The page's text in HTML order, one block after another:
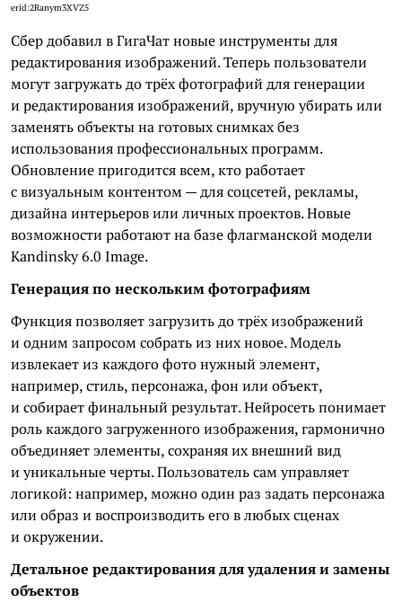
erid:2Ranym3XVZ5
Сбер добавил в ГигаЧат новые инструменты для
редактирования изображений. Теперь пользователи
могут загружать до трёх фотографий для генерации
и редактирования изображений, вручную убирать или
заменять объекты на готовых снимках без
использования профессиональных программ.
Обновление пригодится всем, кто работает
с визуальным контентом — для соцсетей, рекламы,
дизайна интерьеров или личных проектов. Новые
возможности работают на базе флагманской модели
Kandinsky 6.0 Image.
Генерация по нескольким фотографиям
Функция позволяет загрузить до трёх изображений
и одним запросом собрать из них новое. Модель
извлекает из каждого фото нужный элемент,
например, стиль, персонажа, фон или объект,
и собирает финальный результат. Нейросеть понимает
роль каждого загруженного изображения, гармонично
объединяет элементы, сохраняя их внешний вид
и уникальные черты. Пользователь сам управляет
логикой: например, можно один раз задать персонажа
или образ и воспроизводить его в любых сценах
и окружении.
Детальное редактирования для удаления и замены
объектов